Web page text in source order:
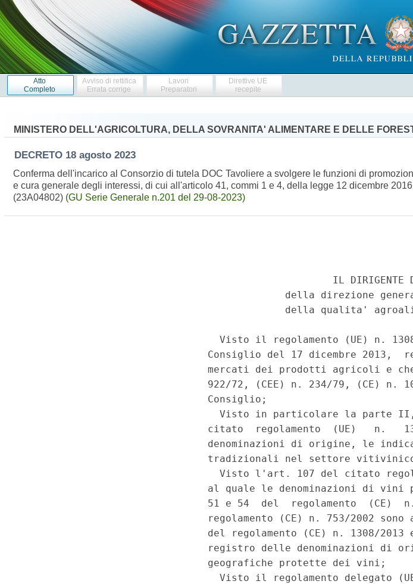
Atto
Completo
Avviso di rettifica
Errata corrige
Lavori
Preparatori
Direttive UE
recepite
MINISTERO DELL'AGRICOLTURA, DELLA SOVRANITA' ALIMENTARE E DELLE
DECRETO 18 agosto 2023
Conferma dell'incarico al Consorzio di tutela DOC Tavoliere a svolgere le funzioni di
e cura generale degli interessi, di cui all'articolo 41, commi 1 e 4, della legge 12 dicembre
(23A04802) (GU Serie Generale n.201 del 29-08-2023)